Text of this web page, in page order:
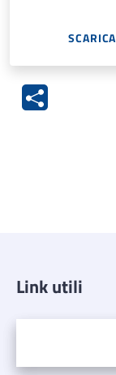
Link utili